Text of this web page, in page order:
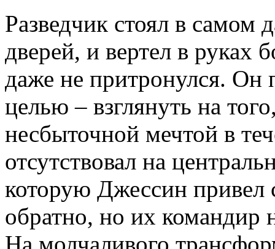
Разведчик стоял в самом
дверей, и вертел в руках
даже не притронулся. Он
целью – взглянуть на
несбыточной мечтой в
отсутствовал на
которую Джессин привел
обратно, но их командир
На молчаливого